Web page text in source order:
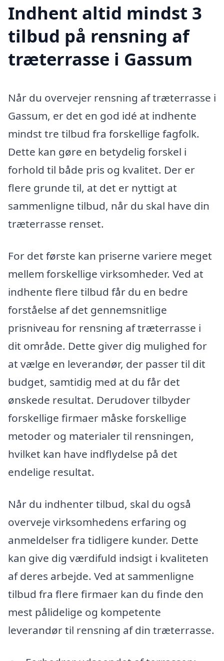
Indhent altid mindst 3
tilbud på rensning af
træterrasse i Gassum
Når du overvejer rensning af træterrasse i
Gassum, er det en god idé at indhente
mindst tre tilbud fra forskellige fagfolk.
Dette kan gøre en betydelig forskel i
forhold til både pris og kvalitet. Der er
flere grunde til, at det er nyttigt at
sammenligne tilbud, når du skal have din
træterrasse renset.
For det første kan priserne variere meget
mellem forskellige virksomheder. Ved at
indhente flere tilbud får du en bedre
forståelse af det gennemsnitlige
prisniveau for rensning af træterrasse i
dit område. Dette giver dig mulighed for
at vælge en leverandør, der passer til dit
budget, samtidig med at du får det
ønskede resultat. Derudover tilbyder
forskellige firmaer måske forskellige
metoder og materialer til rensningen,
hvilket kan have indflydelse på det
endelige resultat.
Når du indhenter tilbud, skal du også
overveje virksomhedens erfaring og
anmeldelser fra tidligere kunder. Dette
kan give dig værdifuld indsigt i kvaliteten
af deres arbejde. Ved at sammenligne
tilbud fra flere firmaer kan du finde den
mest pålidelige og kompetente
leverandør til rensning af din træterrasse.